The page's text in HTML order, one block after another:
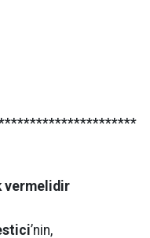
vermelidir
’nin,